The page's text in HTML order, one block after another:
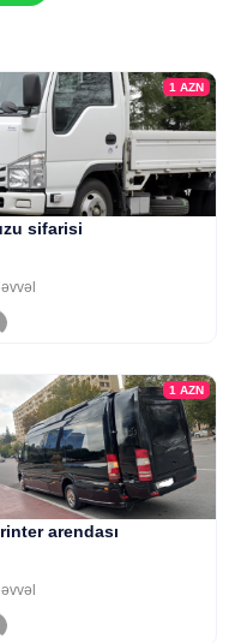
1 AZN
sifarisi
1 AZN
arendası